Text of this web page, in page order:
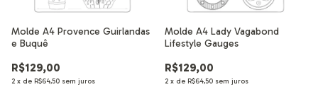
Molde A4 Provence Guirlandas
e Buquê
R$129,00
2 x de R$64,50 sem juros
Molde A4 Lady Vagabond
Lifestyle Gauges
R$129,00
2 x de R$64,50 sem juros